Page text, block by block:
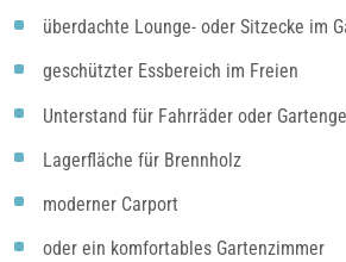
überdachte Lounge- oder Sitzecke im
geschützter Essbereich im Freien
Unterstand für Fahrräder oder
Lagerfläche für Brennholz
moderner Carport
oder ein komfortables Gartenzimmer